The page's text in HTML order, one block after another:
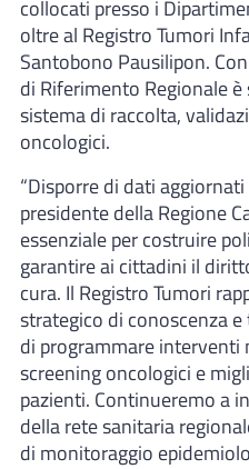
collocati presso i
oltre al Registro Tumori
Santobono Pausilipon.
di Riferimento Regionale
sistema di raccolta,
oncologici.
“Disporre di dati
presidente della Regione
essenziale per costruire
garantire ai cittadini il
cura. Il Registro Tumori
strategico di conoscenza
di programmare interventi
screening oncologici e
pazienti. Continueremo a
della rete sanitaria
di monitoraggio